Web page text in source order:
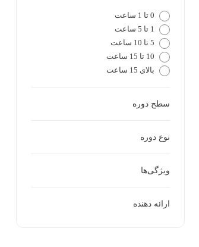
0 تا 1 ساعت
1 تا 5 ساعت
5 تا 10 ساعت
10 تا 15 ساعت
بالای 15 ساعت
سطح دوره
نوع دوره
ویژگی‌ها
ارائه دهنده